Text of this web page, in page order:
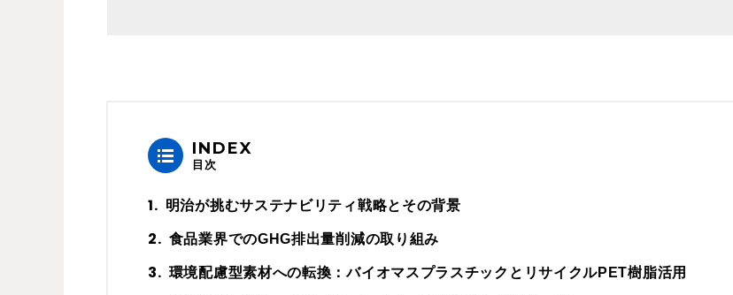
INDEX
目次
明治が挑むサステナビリティ戦略とその背景
食品業界でのGHG排出量削減の取り組み
環境配慮型素材への転換：バイオマスプラスチックとリサイクルPET樹脂活用